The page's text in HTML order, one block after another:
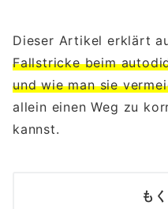
Dieser Artikel erklärt
Fallstricke beim
und wie man sie
allein einen Weg zu
kannst.
も